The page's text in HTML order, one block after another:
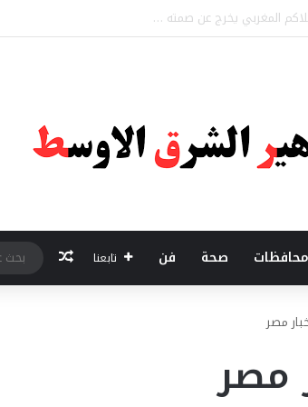
“دبلوماسية الكشري”
محافظات صحة فن تابعنا مقال
مصر
مصر